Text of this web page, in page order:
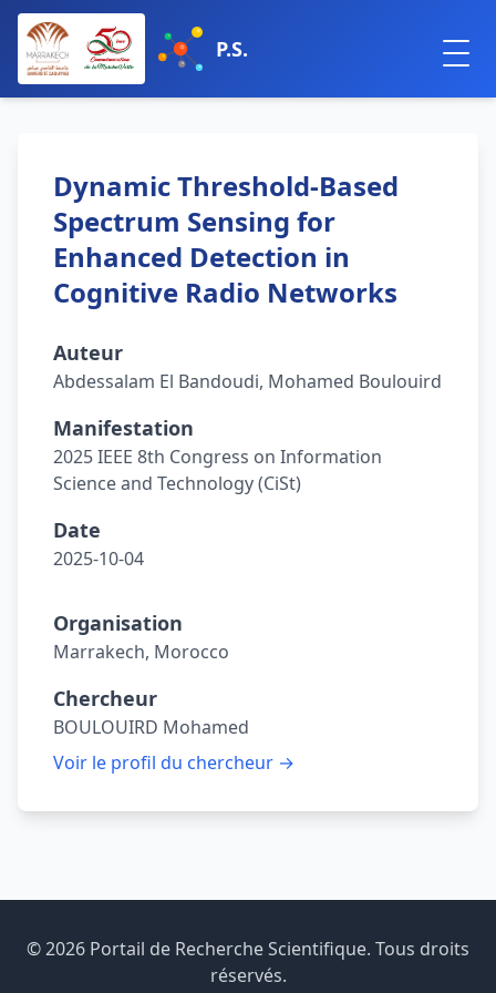
P.S.
Dynamic Threshold-Based
Spectrum Sensing for
Enhanced Detection in
Cognitive Radio Networks
Auteur
Abdessalam El Bandoudi, Mohamed Boulouird
Manifestation
2025 IEEE 8th Congress on Information
Science and Technology (CiSt)
Date
2025-10-04
Organisation
Marrakech, Morocco
Chercheur
BOULOUIRD Mohamed
Voir le profil du chercheur →
© 2026 Portail de Recherche Scientifique. Tous droits
réservés.